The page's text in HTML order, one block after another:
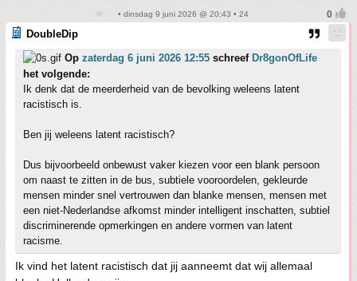
• dinsdag 9 juni 2026 @ 20:43 • 24
DoubleDip
Op zaterdag 6 juni 2026 12:55 schreef Dr8gonOfLife
het volgende:
Ik denk dat de meerderheid van de bevolking weleens latent
racistisch is.
Ben jij weleens latent racistisch?
Dus bijvoorbeeld onbewust vaker kiezen voor een blank persoon
om naast te zitten in de bus, subtiele vooroordelen, gekleurde
mensen minder snel vertrouwen dan blanke mensen, mensen met
een niet-Nederlandse afkomst minder intelligent inschatten, subtiel
discriminerende opmerkingen en andere vormen van latent
racisme.
Ik vind het latent racistisch dat jij aanneemt dat wij allemaal